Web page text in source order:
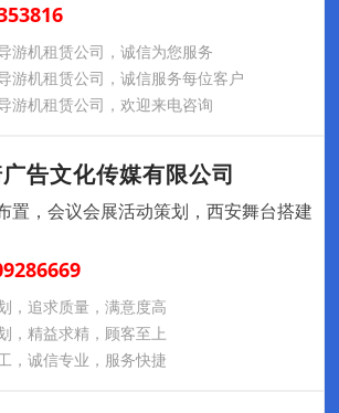
游机租赁公司，诚信为您服务
游机租赁公司，诚信服务每位客户
游机租赁公司，欢迎来电咨询
告文化传媒有限公司
置，会议会展活动策划，西安舞台搭建
，追求质量，满意度高
，精益求精，顾客至上
，诚信专业，服务快捷